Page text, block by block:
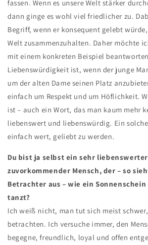
fassen. Wenn es unsere Welt stärker
dann ginge es wohl viel friedlicher zu.
Begriff, wenn er konsequent gelebt
Welt zusammenzuhalten. Daher möchte
mit einem konkreten Beispiel
Liebenswürdigkeit ist, wenn der junge
um der alten Dame seinen Platz
einfach um Respekt und um Höflichkeit.
ist – auch ein Wort, das man kaum mehr
liebenswert und liebenswürdig. Ein
einfach wert, geliebt zu werden.
Du bist ja selbst ein sehr
zuvorkommender Mensch, der – so
Betrachter aus – wie ein Sonnenschein
tanzt?
Ich weiß nicht, man tut sich meist
betrachten. Ich versuche immer, den
begegne, freundlich, loyal und offen